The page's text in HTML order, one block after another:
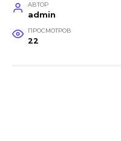
АВТОР
admin
ПРОСМОТРОВ
22